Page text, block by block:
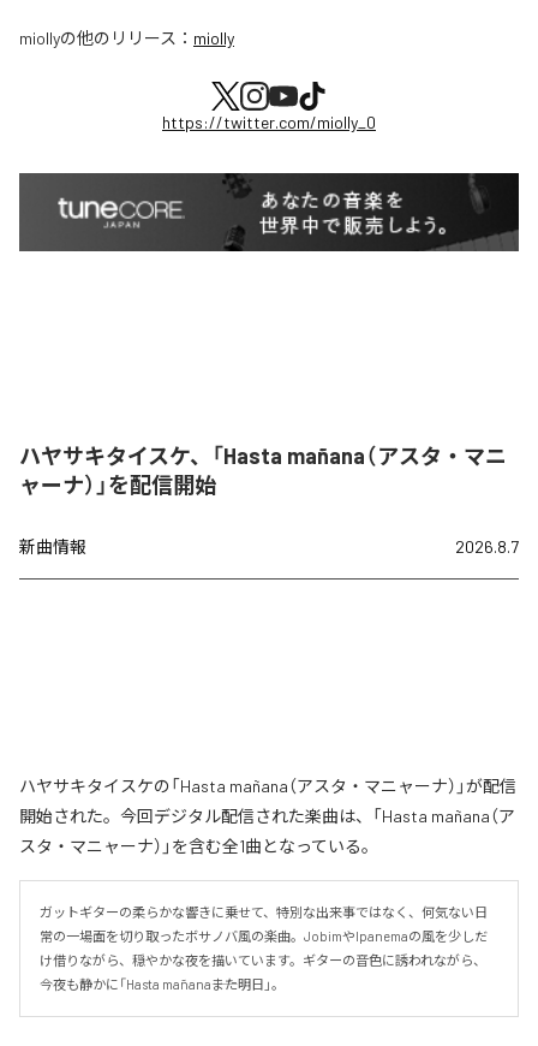
miollyの他のリリース： miolly
https://twitter.com/miolly_0
ハヤサキタイスケ、「Hasta mañana（アスタ・マニ
ャーナ）」を配信開始
新曲情報 2026.8.7
ハヤサキタイスケの「Hasta mañana（アスタ・マニャーナ）」が配信
開始された。今回デジタル配信された楽曲は、「Hasta mañana（ア
スタ・マニャーナ）」を含む全1曲となっている。
ガットギターの柔らかな響きに乗せて、特別な出来事ではなく、何気ない日
常の一場面を切り取ったボサノバ風の楽曲。JobimやIpanemaの風を少しだ
け借りながら、穏やかな夜を描いています。ギターの音色に誘われながら、
今夜も静かに「Hasta mañana――また明日」。